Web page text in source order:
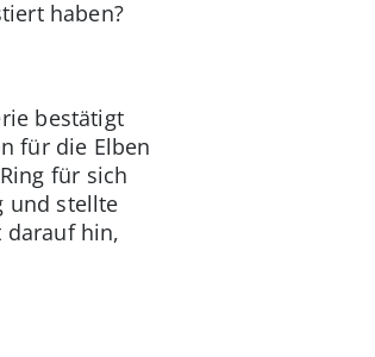
haben?
bestätigt
für die Elben
für sich
und stellte
darauf hin,